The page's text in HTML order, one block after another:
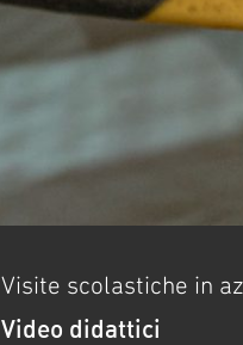
Visite scolastiche in
Video didattici